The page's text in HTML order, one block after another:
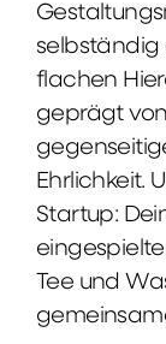
selbständig
flachen
geprägt
Ehrlichkeit.
Startup:
Tee und